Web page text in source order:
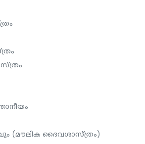
(മൗലിക ദൈവശാസ്ത്രം)